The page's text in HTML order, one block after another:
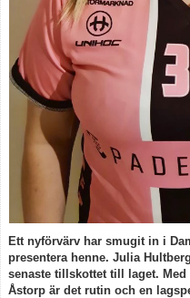
Kontakt
Ett nyförvärv har smugit in i
presentera henne. Julia
senaste tillskottet till laget.
Åstorp är det rutin och en